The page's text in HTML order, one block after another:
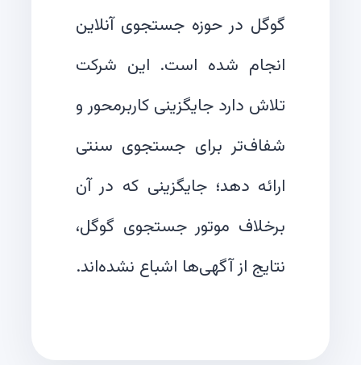
گوگل در حوزه جستجوی آنلاین
انجام شده است. این شرکت
تلاش دارد جایگزینی کاربرمحور و
شفاف‌تر برای جستجوی سنتی
ارائه دهد؛ جایگزینی که در آن
برخلاف موتور جستجوی گوگل،
نتایج از آگهی‌ها اشباع نشده‌اند.